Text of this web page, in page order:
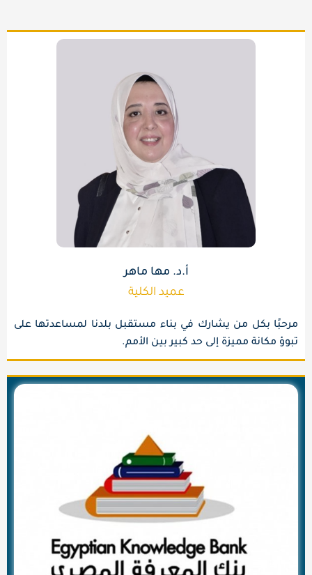
أ.د. مها ماهر
عميد الكلية
مرحبًا بكل من يشارك في بناء مستقبل بلدنا لمساعدتها على
تبوؤ مكانة مميزة إلى حد كبير بين الأمم.